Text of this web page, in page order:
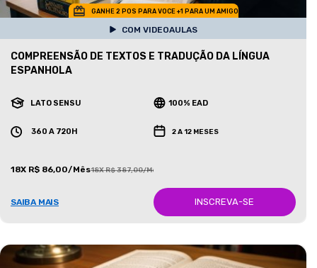
GANHE 2 POS PARA VOCE +1 PARA UM AMIGO
COM VIDEOAULAS
COMPREENSÃO DE TEXTOS E TRADUÇÃO DA LÍNGUA
ESPANHOLA
LATO SENSU 100% EAD
360 A 720H 2 A 12 MESES
18X R$ 86,00/Mês18X R$ 387,00/Mês
SAIBA MAIS INSCREVA-SE